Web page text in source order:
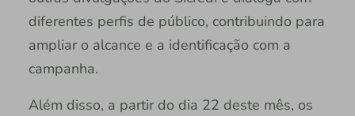
diferentes perfis de público, contribuindo para
ampliar o alcance e a identificação com a
campanha.
Além disso, a partir do dia 22 deste mês, os